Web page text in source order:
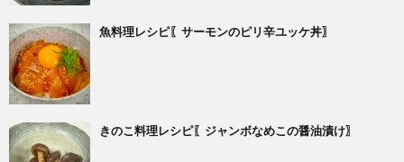
魚料理レシピ〖サーモンのピリ辛ユッケ丼〗
きのこ料理レシピ〖ジャンボなめこの醤油漬け〗